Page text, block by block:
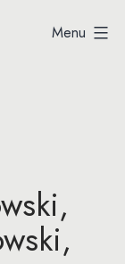
Menu